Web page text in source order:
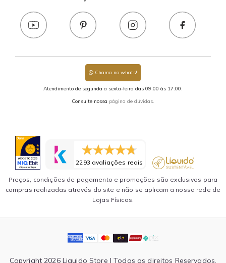
Chama no whats!
Atendimento de segunda a sexta-feira das 09:00 às 17:00.
Consulte nossa página de dúvidas.
2293 avaliações reais
Preços, condições de pagamento e promoções são exclusivos para
compras realizadas através do site e não se aplicam a nossa rede de
Lojas Físicas.
Copyright 2026 Liquido Store | Todos os direitos Reservados.